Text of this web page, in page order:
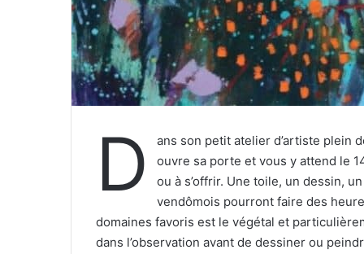
D
ans son petit atelier d’artiste plein
ouvre sa porte et vous y attend le
ou à s’offrir. Une toile, un dessin,
vendômois pourront faire des
domaines favoris est le végétal et
dans l’observation avant de dessiner ou